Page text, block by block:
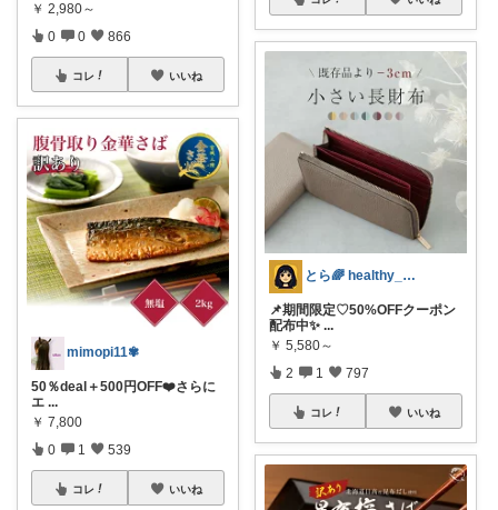
￥ 2,980～
0 0 866
コレ いいね
mimopi11✾
50％deal＋500円OFF❤️さらに
エ ...
￥ 7,800
0 1 539
コレ いいね
とら🌈 healthy_simple
📌期間限定♡ 50%OFFクーポン
配布中✨ ...
￥ 5,580～
2 1 797
コレ いいね